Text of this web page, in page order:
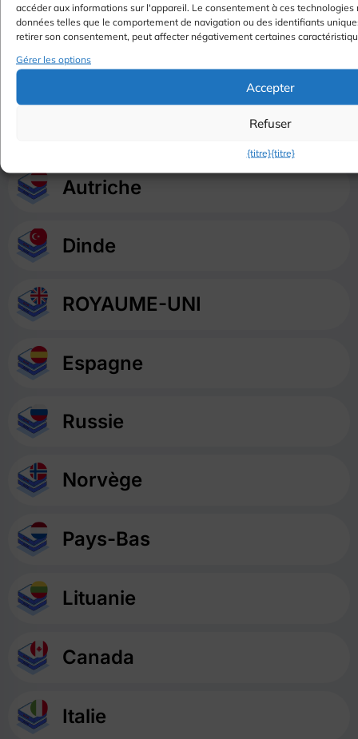
accéder aux informations sur l'appareil. Le consentement à ces
données telles que le comportement de navigation ou des identifiants
retirer son consentement, peut affecter négativement certaines
Gérer les options
Accepter
Refuser
{titre}{titre}
Inde
Suisse
Autriche
Dinde
ROYAUME-UNI
Espagne
Russie
Norvège
Pays-Bas
Lituanie
Canada
Italie